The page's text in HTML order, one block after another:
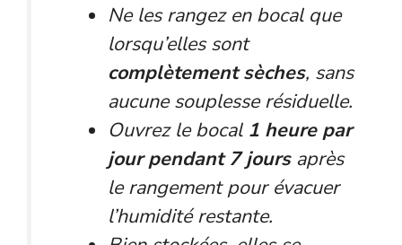
Ne les rangez en bocal que
lorsqu’elles sont
complètement sèches, sans
aucune souplesse résiduelle.
Ouvrez le bocal 1 heure par
jour pendant 7 joursaprès
le rangement pour évacuer
l’humidité restante.